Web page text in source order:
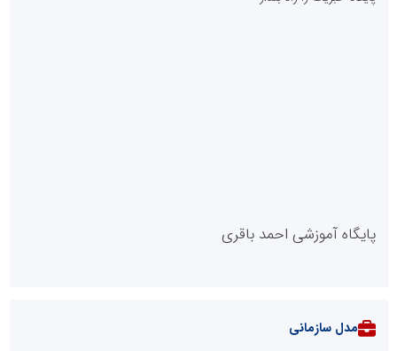
پایگاه آموزشی احمد باقری
مدل سازمانی